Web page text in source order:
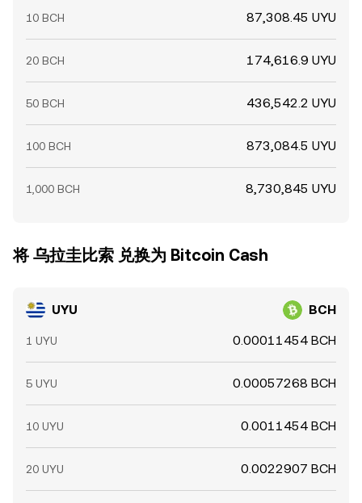
10 BCH 87,308.45 UYU
20 BCH 174,616.9 UYU
50 BCH 436,542.2 UYU
100 BCH 873,084.5 UYU
1,000 BCH 8,730,845 UYU
将 乌拉圭比索 兑换为 Bitcoin Cash
UYU BCH
1 UYU 0.00011454 BCH
5 UYU 0.00057268 BCH
10 UYU 0.0011454 BCH
20 UYU 0.0022907 BCH